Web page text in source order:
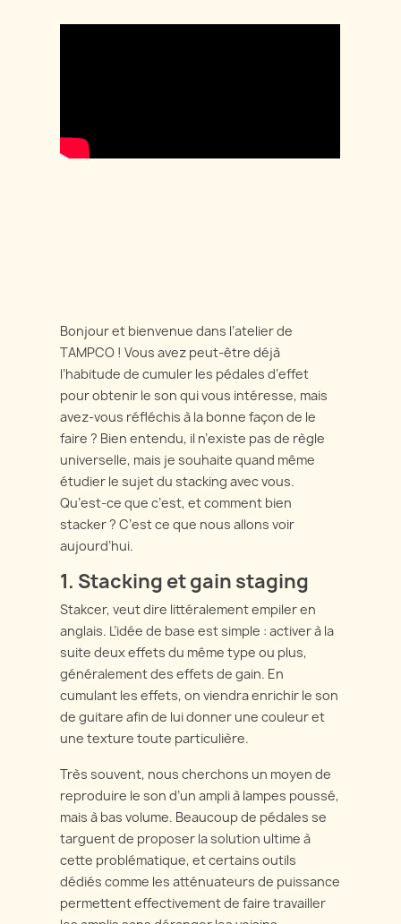
Bonjour et bienvenue dans l’atelier de
TAMPCO ! Vous avez peut-être déjà
l’habitude de cumuler les pédales d’effet
pour obtenir le son qui vous intéresse, mais
avez-vous réfléchis à la bonne façon de le
faire ? Bien entendu, il n’existe pas de règle
universelle, mais je souhaite quand même
étudier le sujet du stacking avec vous.
Qu’est-ce que c’est, et comment bien
stacker ? C’est ce que nous allons voir
aujourd’hui.
1. Stacking et gain staging
Stakcer, veut dire littéralement empiler en
anglais. L’idée de base est simple : activer à la
suite deux effets du même type ou plus,
généralement des effets de gain. En
cumulant les effets, on viendra enrichir le son
de guitare afin de lui donner une couleur et
une texture toute particulière.
Très souvent, nous cherchons un moyen de
reproduire le son d’un ampli à lampes poussé,
mais à bas volume. Beaucoup de pédales se
targuent de proposer la solution ultime à
cette problématique, et certains outils
dédiés comme les atténuateurs de puissance
permettent effectivement de faire travailler